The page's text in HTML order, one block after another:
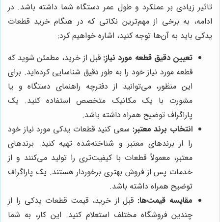
تاثیر زیادی بر عملکرد و طول عمر دستگاه شما داشته باشد. در
ادامه، به برخی از مهم‌ترین نکاتی که در هنگام خرید قطعات
یدکی باید به آن‌ها توجه کنید، اشاره خواهیم کرد:
تعیین دقیق قطعه مورد نیاز: قبل از خرید، مطمئن شوید که
قطعه مورد نیاز خود را به طور دقیق شناسایی کرده‌اید. برای
این منظور، می‌توانید از دفترچه راهنمای دستگاه و یا
مشورت با یک مکانیک متخصص استفاده کنید. یک
پاراگراف توضیح همراه داشته باشد.
انتخاب برند معتبر: سعی کنید قطعات یدکی مورد نیاز خود
را از برندهای معتبر و شناخته‌شده تهیه کنید. برندهای
معتبر، معمولاً قطعات با کیفیت‌تری را تولید می‌کنند و از
خدمات پس از فروش بهتری برخوردار هستند. یک پاراگراف
توضیح همراه داشته باشد.
مقایسه قیمت‌ها: قبل از خرید، قیمت قطعات یدکی را از
چندین فروشگاه مختلف استعلام کنید. این کار، به شما